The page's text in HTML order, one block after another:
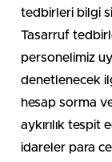
tedbirleri bilgi
Tasarruf
personelimiz
denetlenecek
hesap sorma
aykırılık tespit
idareler para